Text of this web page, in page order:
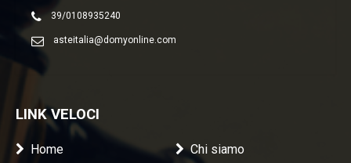
39/0108935240
asteitalia@domyonline.com
LINK VELOCI
Home
Chi siamo